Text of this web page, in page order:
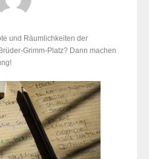
und Räumlichkeiten der
Grimm-Platz? Dann machen